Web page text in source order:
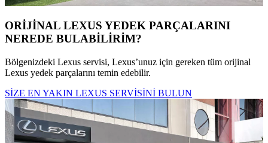
ORİJİNAL LEXUS YEDEK PARÇALARINI
NEREDE BULABİLİRİM?
Bölgenizdeki Lexus servisi, Lexus’unuz için gereken tüm orijinal
Lexus yedek parçalarını temin edebilir.
SİZE EN YAKIN LEXUS SERVİSİNİ BULUN​